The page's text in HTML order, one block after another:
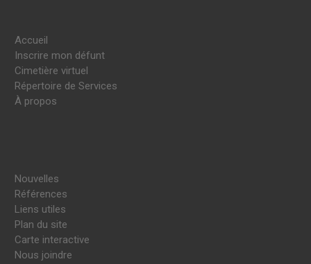
Accueil
Inscrire mon défunt
Cimetière virtuel
Répertoire de Services
À propos
Nouvelles
Références
Liens utiles
Plan du site
Carte interactive
Nous joindre